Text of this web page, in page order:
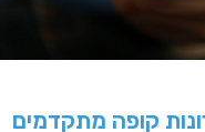
קופה מתקדמים